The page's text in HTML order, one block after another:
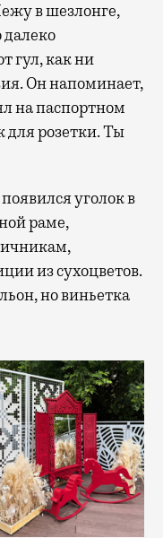
в шезлонге,
гул, как ни
Он напоминает,
на паспортном
для розетки. Ты
уголок в
раме,
из сухоцветов.
но виньетка